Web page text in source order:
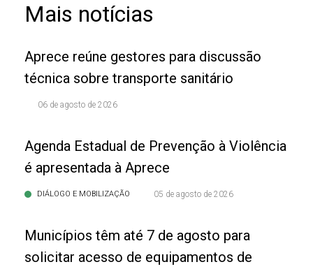
Mais notícias
Aprece reúne gestores para discussão
técnica sobre transporte sanitário
06 de agosto de 2026
Agenda Estadual de Prevenção à Violência
é apresentada à Aprece
DIÁLOGO E MOBILIZAÇÃO 05 de agosto de 2026
Municípios têm até 7 de agosto para
solicitar acesso de equipamentos de